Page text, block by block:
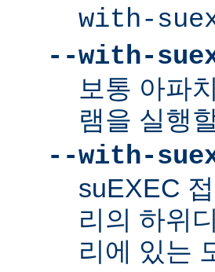
with-
--with-
보통 아파
램을 실행
--with-
suEXEC
리의 하위
리에 있는